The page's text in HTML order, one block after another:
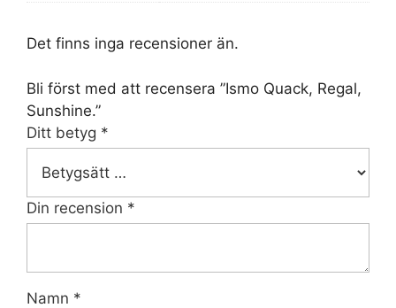
Det finns inga recensioner än.
Bli först med att recensera ”Ismo Quack, Regal,
Sunshine.”
Ditt betyg *
Din recension *
Namn *